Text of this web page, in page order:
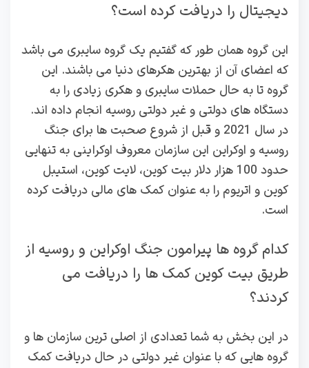
دیجیتال را دریافت کرده است؟
این گروه همان طور که گفتیم یک گروه سایبری می باشد
که اعضای آن از بهترین هکرهای دنیا می باشند. این
گروه تا به حال حملات سایبری و هکری زیادی را به
دستگاه های دولتی و غیر دولتی روسیه انجام داده اند.
در سال 2021 و قبل از شروع صحبت ها برای جنگ
روسیه و اوکراین این سازمان معروف اوکراینی به تنهایی
حدود 100 هزار دلار بیت کوین، لایت کوین، استیبل
کوین و اتریوم را به عنوان کمک های مالی دریافت کرده
است.
کدام گروه ها پیرامون جنگ اوکراین و روسیه از
طریق بیت کوین کمک ها را دریافت می
کردند؟
در این بخش به شما تعدادی از اصلی ترین سازمان ها و
گروه هایی که با عنوان غیر دولتی در حال دریافت کمک